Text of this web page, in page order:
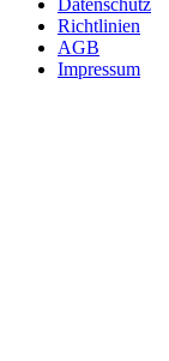
Richtlinien
AGB
Impressum